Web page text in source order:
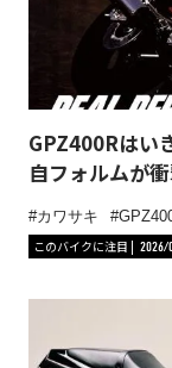
GPZ400Rはい
自フォルムが
カワサキ
このバイクに注目
2026/